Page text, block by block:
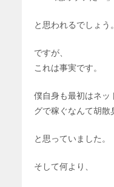
と思われるでしょう。
ですが、
これは事実です。
僕自身も最初はネッ
グで稼ぐなんて胡散
と思っていました。
そして何より、